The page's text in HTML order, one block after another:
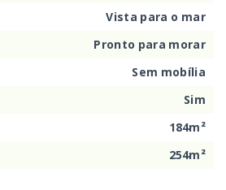
Vista para o mar
Pronto para morar
Sem mobília
Sim
184m²
254m²